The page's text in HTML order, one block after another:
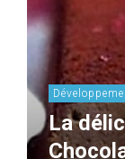
La